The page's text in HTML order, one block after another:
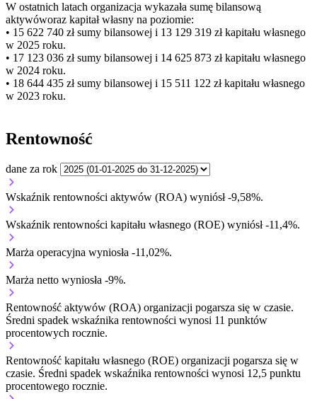
W ostatnich latach organizacja wykazała sumę bilansową
aktywóworaz kapitał własny na poziomie:
• 15 622 740 złsumy bilansowej i 13 129 319 zł kapitału własnego
w 2025 roku.
• 17 123 036 złsumy bilansowej i 14 625 873 zł kapitału własnego
w 2024 roku.
• 18 644 435 złsumy bilansowej i 15 511 122 zł kapitału własnego
w 2023 roku.
Rentowność
dane za rok
Wskaźnik rentowności aktywów (ROA) wyniósł -9,58%.
Wskaźnik rentowności kapitału własnego (ROE) wyniósł -11,4%.
Marża operacyjna wyniosła -11,02%.
Marża netto wyniosła -9%.
Rentowność aktywów (ROA) organizacji pogarsza się w czasie.
Średni spadek wskaźnika rentowności wynosi 11 punktów
procentowych rocznie.
Rentowność kapitału własnego (ROE) organizacji pogarsza się w
czasie. Średni spadek wskaźnika rentowności wynosi 12,5 punktu
procentowego rocznie.